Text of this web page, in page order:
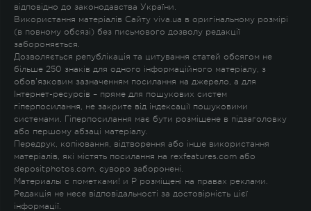
відповідно до законодавства України.
Використання матеріалів Сайту viva.ua в оригінальному розмірі
(в повному обсязі) без письмового дозволу редакції
забороняється.
Дозволяється републікація та цитування статей обсягом не
більше 250 знаків для одного інформаційного матеріалу, з
обов'язковим зазначенням посилання на джерело, а для
Інтернет-ресурсів – пряме для пошукових систем
гіперпосилання, не закрите від індексації пошуковими
системами. Гіперпосилання має бути розміщене в підзаголовку
або першому абзаці матеріалу.
Передрук, копіювання, відтворення або інше використання
матеріалів, які містять посилання на rexfeatures.com або
depositphotos.com, суворо заборонені.
Материалы с пометками! и P розміщені на правах реклами.
Редакція не несе відповідальності за достовірність цієї
інформації.